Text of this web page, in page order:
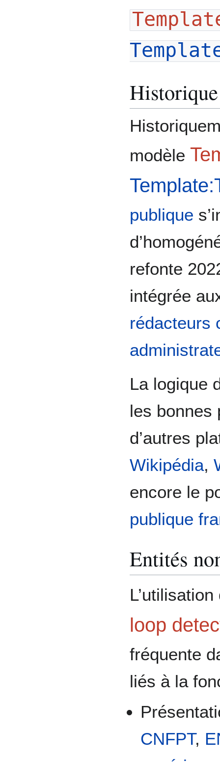
modèle
publique
refonte
intégrée
rédacteurs
La logique
les bonnes
d’autres
Wikipédia,
encore le
publique
Entités
loop
fréquente
liés à la
CNFPT,